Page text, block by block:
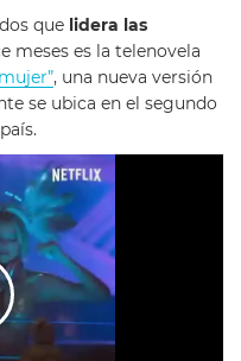
que lidera las
meses es la telenovela
, una nueva versión
se ubica en el segundo